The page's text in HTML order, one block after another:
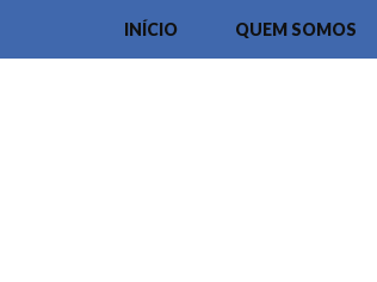
INÍCIO QUEM SOMOS